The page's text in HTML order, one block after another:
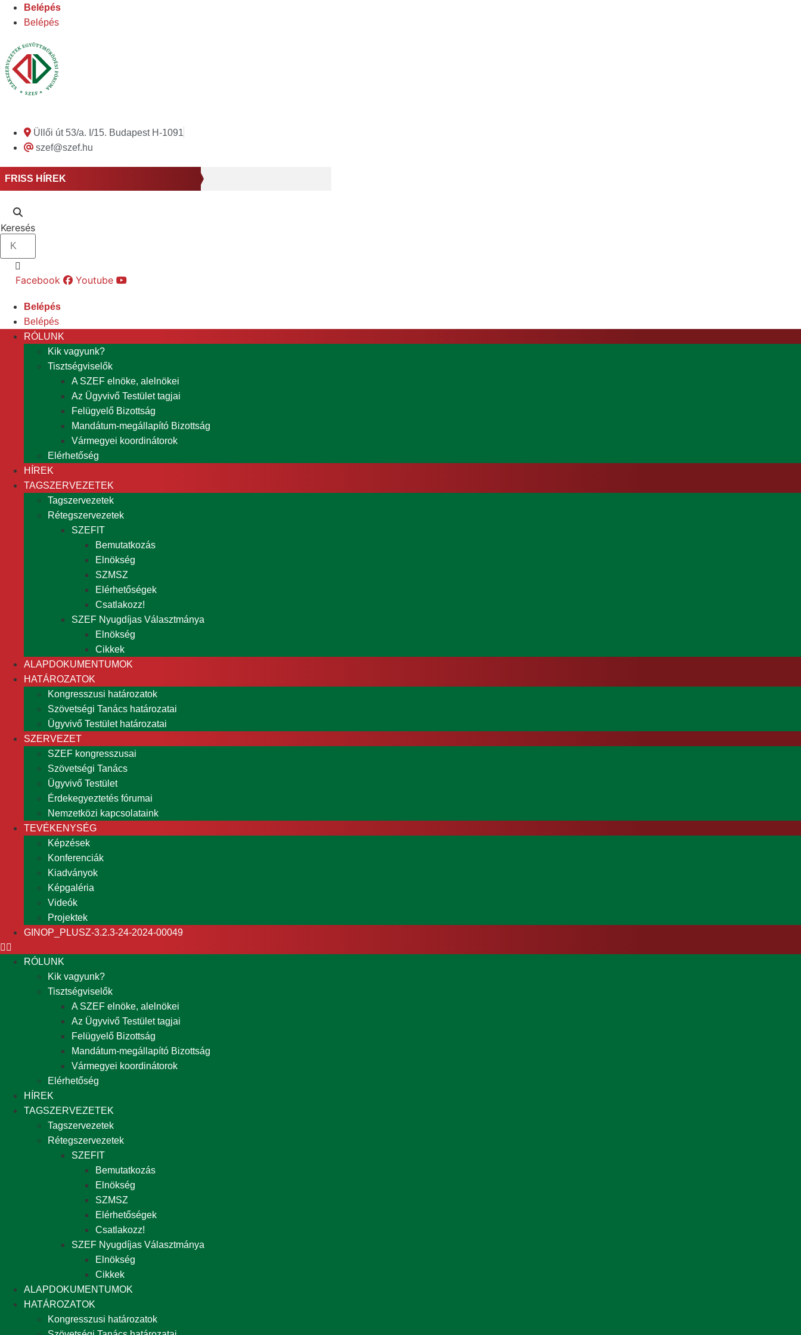
UgrásBelépés
Belépés
Üllői út 53/a. I/15. Budapest H-1091
szef@szef.hu
FRISS HÍREK
Keresés
Facebook Youtube
Belépés
Belépés
RÓLUNK
Kik vagyunk?
Tisztségviselők
A SZEF elnöke, alelnökei
Az Ügyvivő Testület tagjai
Felügyelő Bizottság
Mandátum-megállapító Bizottság
Vármegyei koordinátorok
Elérhetőség
HÍREK
TAGSZERVEZETEK
Tagszervezetek
Rétegszervezetek
SZEFIT
Bemutatkozás
Elnökség
SZMSZ
Elérhetőségek
Csatlakozz!
SZEF Nyugdíjas Választmánya
Elnökség
Cikkek
ALAPDOKUMENTUMOK
HATÁROZATOK
Kongresszusi határozatok
Szövetségi Tanács határozatai
Ügyvivő Testület határozatai
SZERVEZET
SZEF kongresszusai
Szövetségi Tanács
Ügyvivő Testület
Érdekegyeztetés fórumai
Nemzetközi kapcsolataink
TEVÉKENYSÉG
Képzések
Konferenciák
Kiadványok
Képgaléria
Videók
Projektek
GINOP_PLUSZ-3.2.3-24-2024-00049
RÓLUNK
Kik vagyunk?
Tisztségviselők
A SZEF elnöke, alelnökei
Az Ügyvivő Testület tagjai
Felügyelő Bizottság
Mandátum-megállapító Bizottság
Vármegyei koordinátorok
Elérhetőség
HÍREK
TAGSZERVEZETEK
Tagszervezetek
Rétegszervezetek
SZEFIT
Bemutatkozás
Elnökség
SZMSZ
Elérhetőségek
Csatlakozz!
SZEF Nyugdíjas Választmánya
Elnökség
Cikkek
ALAPDOKUMENTUMOK
HATÁROZATOK
Kongresszusi határozatok